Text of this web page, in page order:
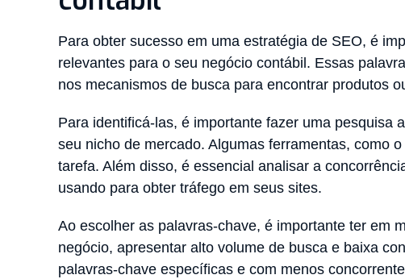
Para obter sucesso em uma estratégia de SEO, é
relevantes para o seu negócio contábil. Essas
nos mecanismos de busca para encontrar produtos
Para identificá-las, é importante fazer uma pesquisa
seu nicho de mercado. Algumas ferramentas, como o
tarefa. Além disso, é essencial analisar a
usando para obter tráfego em seus sites.
Ao escolher as palavras-chave, é importante ter em
negócio, apresentar alto volume de busca e baixa
palavras-chave específicas e com menos